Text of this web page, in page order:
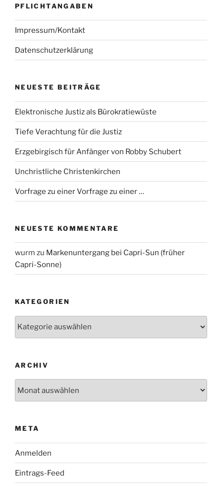
PFLICHTANGABEN
Impressum/Kontakt
Datenschutzerklärung
NEUESTE BEITRÄGE
Elektronische Justiz als Bürokratiewüste
Tiefe Verachtung für die Justiz
Erzgebirgisch für Anfänger von Robby Schubert
Unchristliche Christenkirchen
Vorfrage zu einer Vorfrage zu einer …
NEUESTE KOMMENTARE
wurm zu Markenuntergang bei Capri-Sun (früher
Capri-Sonne)
KATEGORIEN
ARCHIV
META
Anmelden
Eintrags-Feed